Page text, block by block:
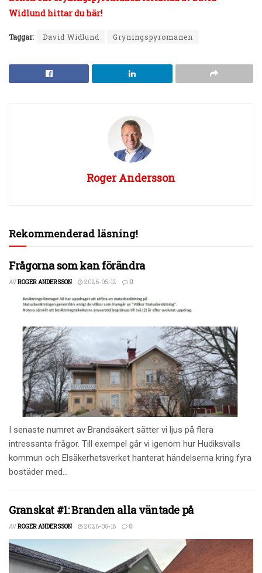
Widlund hittar du här!
Taggar: David Widlund Gryningspyromanen
Roger Andersson
Rekommenderad läsning!
Frågorna som kan förändra
AVROGER ANDERSSON 2026-05-12 0
I senaste numret av Brandsäkert sätter vi ljus på flera
intressanta frågor. Till exempel går vi igenom hur Hudiksvalls
kommun och Elsäkerhetsverket hanterat händelserna kring fyra
bostäder med...
Granskat #1: Branden alla väntade på
AVROGER ANDERSSON 2026-05-18 0